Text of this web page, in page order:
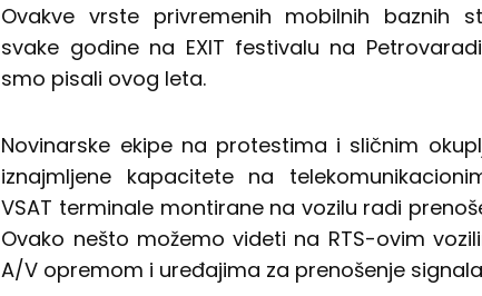
Ovakve vrste privremenih mobilnih baznih
svake godine na EXIT festivalu na
smo pisali ovog leta.
Novinarske ekipe na protestima i sličnim
iznajmljene kapacitete na
VSAT terminale montirane na vozilu radi
Ovako nešto možemo videti na RTS-ovim
A/V opremom i uređajima za prenošenje